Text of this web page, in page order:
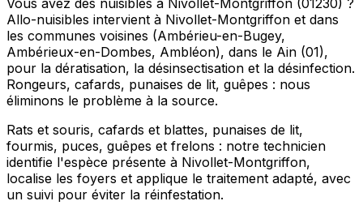
Allo-nuisibles intervient à Nivollet-Montgriffon et dans
les communes voisines (Ambérieu-en-Bugey,
Ambérieux-en-Dombes, Ambléon), dans le Ain (01),
pour la dératisation, la désinsectisation et la désinfection.
Rongeurs, cafards, punaises de lit, guêpes : nous
éliminons le problème à la source.
Rats et souris, cafards et blattes, punaises de lit,
fourmis, puces, guêpes et frelons : notre technicien
identifie l'espèce présente à Nivollet-Montgriffon,
localise les foyers et applique le traitement adapté, avec
un suivi pour éviter la réinfestation.